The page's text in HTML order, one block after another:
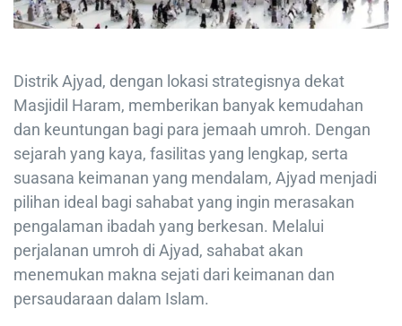
Distrik Ajyad, dengan lokasi strategisnya dekat
Masjidil Haram, memberikan banyak kemudahan
dan keuntungan bagi para jemaah umroh. Dengan
sejarah yang kaya, fasilitas yang lengkap, serta
suasana keimanan yang mendalam, Ajyad menjadi
pilihan ideal bagi sahabat yang ingin merasakan
pengalaman ibadah yang berkesan. Melalui
perjalanan umroh di Ajyad, sahabat akan
menemukan makna sejati dari keimanan dan
persaudaraan dalam Islam.